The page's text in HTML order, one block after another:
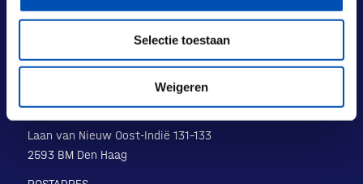
Selectie toestaan
Weigeren
Laan van Nieuw Oost-Indië 131-133
2593 BM Den Haag